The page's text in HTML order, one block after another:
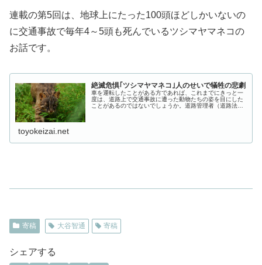
連載の第5回は、地球上にたった100頭ほどしかいないの
に交通事故で毎年4～5頭も死んでいるツシマヤマネコの
お話です。
絶滅危惧｢ツシマヤマネコ｣人のせいで犠牲の悲劇
車を運転したことがある方であれば、これまでにきっと一
度は、道路上で交通事故に遭った動物たちの姿を目にした
ことがあるのではないでしょうか。道路管理者（道路法の
toyokeizai.net
寄稿 大谷智通 寄稿
シェアする